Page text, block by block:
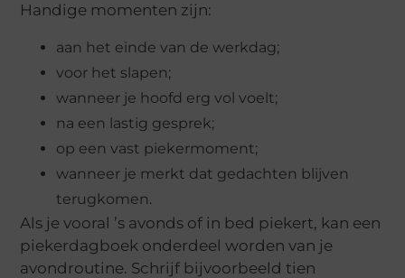
Handige momenten zijn:
aan het einde van de werkdag;
voor het slapen;
wanneer je hoofd erg vol voelt;
na een lastig gesprek;
op een vast piekermoment;
wanneer je merkt dat gedachten blijven
terugkomen.
Als je vooral ’s avonds of in bed piekert, kan een
piekerdagboek onderdeel worden van je
avondroutine. Schrijf bijvoorbeeld tien